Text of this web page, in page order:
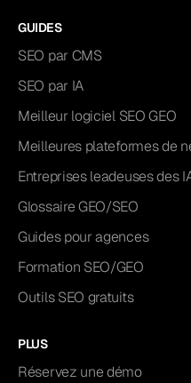
GUIDES
SEO par CMS
SEO par IA
Meilleur logiciel SEO GEO
Meilleures plateformes de
Entreprises leadeuses des
Glossaire GEO/SEO
Guides pour agences
Formation SEO/GEO
Outils SEO gratuits
PLUS
Réservez une démo